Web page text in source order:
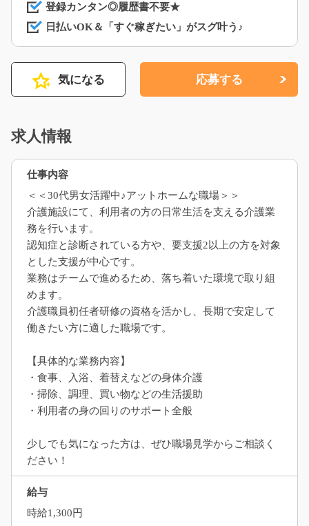
登録カンタン◎履歴書不要★
日払いOK＆「すぐ稼ぎたい」がスグ叶う♪
気になる 応募する
求人情報
仕事内容
＜＜30代男女活躍中♪アットホームな職場＞＞
介護施設にて、利用者の方の日常生活を支える介護業
務を行います。
認知症と診断されている方や、要支援2以上の方を対象
とした支援が中心です。
業務はチームで進めるため、落ち着いた環境で取り組
めます。
介護職員初任者研修の資格を活かし、長期で安定して
働きたい方に適した職場です。
【具体的な業務内容】
・食事、入浴、着替えなどの身体介護
・掃除、調理、買い物などの生活援助
・利用者の身の回りのサポート全般
少しでも気になった方は、ぜひ職場見学からご相談く
ださい！
給与
時給1,300円